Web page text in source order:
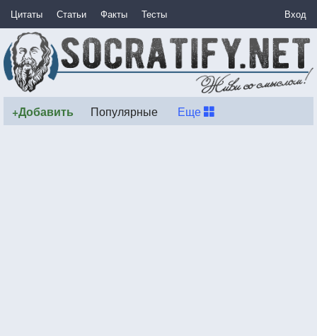
Цитаты Статьи Факты Тесты Вход
+Добавить Популярные Еще